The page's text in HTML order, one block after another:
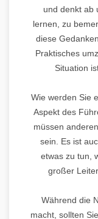
und denkt ab
lernen, zu
diese
Praktisches
Situation
Wie werden Sie
Aspekt des
müssen
sein. Es ist
etwas zu tun,
großer
Während die
macht, sollten